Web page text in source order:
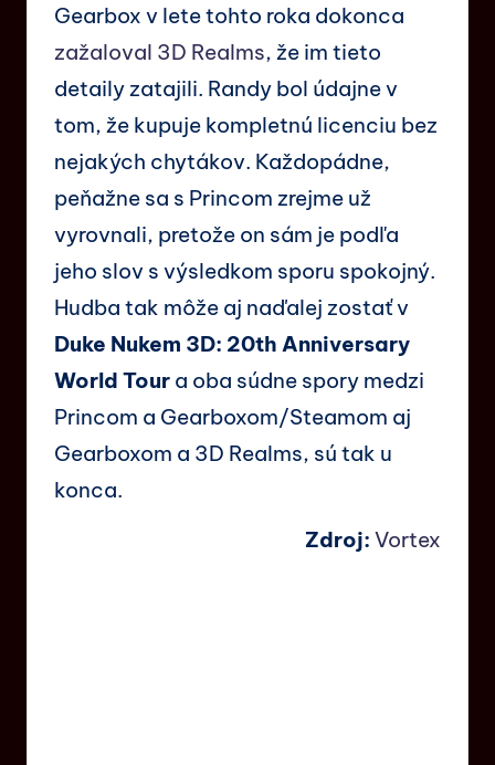
Gearbox v lete tohto roka dokonca
zažaloval 3D Realms, že im tieto
detaily zatajili. Randy bol údajne v
tom, že kupuje kompletnú licenciu bez
nejakých chytákov. Každopádne,
peňažne sa s Princom zrejme už
vyrovnali, pretože on sám je podľa
jeho slov s výsledkom sporu spokojný.
Hudba tak môže aj naďalej zostať v
Duke Nukem 3D: 20th Anniversary
World Tour a oba súdne spory medzi
Princom a Gearboxom/Steamom aj
Gearboxom a 3D Realms, sú tak u
konca.
Zdroj: Vortex